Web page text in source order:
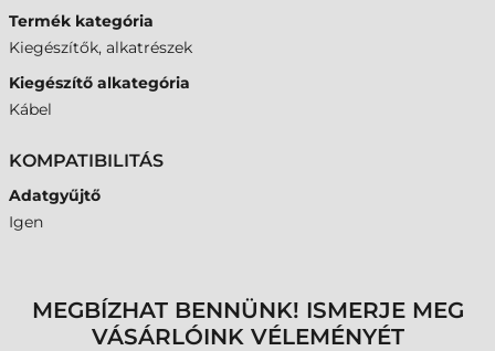
Termék kategória
Kiegészítők, alkatrészek
Kiegészítő alkategória
Kábel
KOMPATIBILITÁS
Adatgyűjtő
Igen
MEGBÍZHAT BENNÜNK! ISMERJE MEG
VÁSÁRLÓINK VÉLEMÉNYÉT